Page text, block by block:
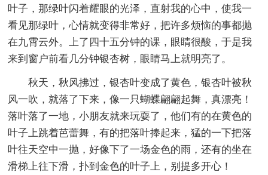
叶子，那绿叶闪着耀眼的光泽，直射我的心中，使我一
看见那绿叶，心情就变得非常好，把许多烦恼的事都抛
在九霄云外。上了四十五分钟的课，眼睛很酸，于是我
来到窗户前看几分钟银杏树，眼睛马上就明亮了。
秋天，秋风拂过，银杏叶变成了黄色，银杏叶被秋
风一吹，就落了下来，像一只蝴蝶翩翩起舞，真漂亮！
落叶落了一地，小朋友就来玩耍了，他们有的在黄色的
叶子上跳着芭蕾舞，有的把落叶捧起来，猛的一下把落
叶往天空中一抛，好像下了一场金色的雨，还有的坐在
滑梯上往下滑，扑到金色的叶子上，别提多开心！